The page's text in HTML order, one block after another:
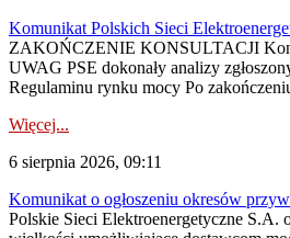
Komunikat Polskich Sieci
ZAKOŃCZENIE KONSULTACJI
UWAG PSE dokonały analizy
Regulaminu rynku mocy Po
Więcej...
6 sierpnia 2026, 09:11
Komunikat o ogłoszeniu okresów
Polskie Sieci Elektroenergetyczne S.A.